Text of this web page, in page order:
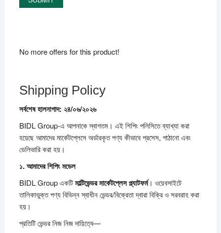
No more offers for this product!
Shipping Policy
সর্বশেষহালনাগাদ: ২৪/০৬/২০২৬
BIDL Group-এ আপনাকে স্বাগতম। এই শিপিং পলিসিতে ব্যাখ্যা করা
হয়েছে আমাদের মার্কেটপ্লেসে অর্ডারকৃত পণ্য কীভাবে প্রসেস, পাঠানো এবং
ডেলিভারি করা হয়।
১.আমাদেরশিপিংমডেল
BIDL Group একটিমাল্টিভেন্ডরমার্কেটপ্লেসপ্ল্যাটফর্ম। ওয়েবসাইটে
তালিকাভুক্ত পণ্য বিভিন্ন স্বাধীন ভেন্ডর/বিক্রেতা দ্বারা বিক্রি ও সরবরাহ করা
হয়।
প্রতিটি ভেন্ডর নিজ নিজ দায়িত্বে—